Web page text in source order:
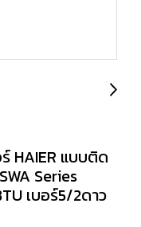
HAIER แบบติด
Series
เบอร์5/2ดาว